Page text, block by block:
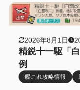
2026年8月1日
精鋭十一駆「
例
艦これ攻略情報